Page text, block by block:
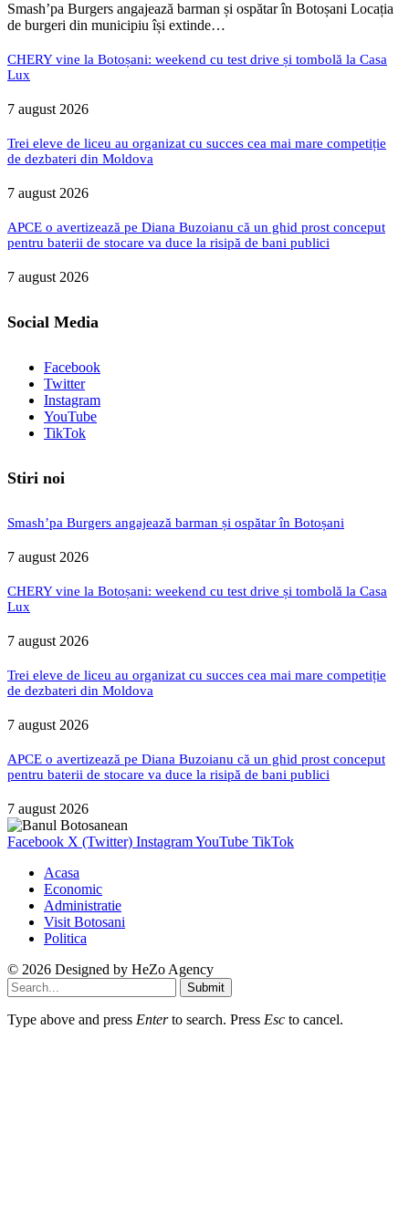
Smash’pa Burgers angajează barman și ospătar în Botoșani Locația
de burgeri din municipiu își extinde…
CHERY vine la Botoșani: weekend cu test drive și tombolă la Casa
Lux
7 august 2026
Trei eleve de liceu au organizat cu succes cea mai mare competiție
de dezbateri din Moldova
7 august 2026
APCE o avertizează pe Diana Buzoianu că un ghid prost conceput
pentru baterii de stocare va duce la risipă de bani publici
7 august 2026
Social Media
Facebook
Twitter
Instagram
YouTube
TikTok
Stiri noi
Smash’pa Burgers angajează barman și ospătar în Botoșani
7 august 2026
CHERY vine la Botoșani: weekend cu test drive și tombolă la Casa
Lux
7 august 2026
Trei eleve de liceu au organizat cu succes cea mai mare competiție
de dezbateri din Moldova
7 august 2026
APCE o avertizează pe Diana Buzoianu că un ghid prost conceput
pentru baterii de stocare va duce la risipă de bani publici
7 august 2026
Facebook X (Twitter) InstagramYouTube TikTok
Acasa
Economic
Administratie
Visit Botosani
Politica
© 2026 Designed by HeZo Agency
Submit
Type above and press Enterto search. Press Esc to cancel.